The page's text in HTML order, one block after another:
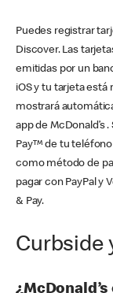
Puedes registrar
Discover. Las
emitidas por un
iOS y tu tarjeta está
mostrará
app de McDonald’s
Pay™ de tu
como método de
pagar con PayPal y
& Pay.
Curbside